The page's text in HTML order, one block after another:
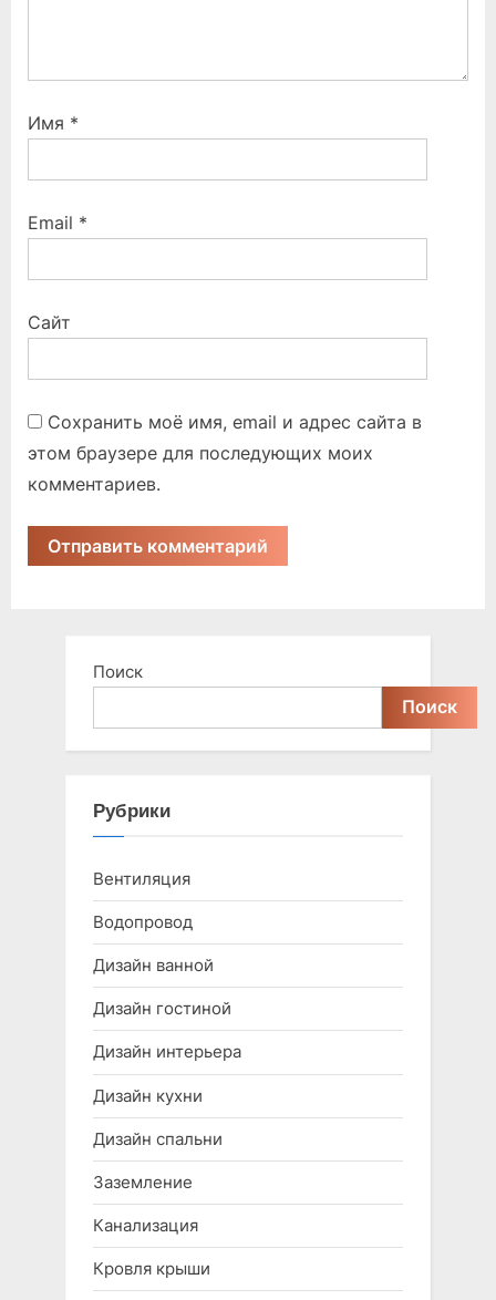
Имя *
Email *
Сайт
Сохранить моё имя, email и адрес сайта в
этом браузере для последующих моих
комментариев.
Поиск
Поиск
Рубрики
Вентиляция
Водопровод
Дизайн ванной
Дизайн гостиной
Дизайн интерьера
Дизайн кухни
Дизайн спальни
Заземление
Канализация
Кровля крыши